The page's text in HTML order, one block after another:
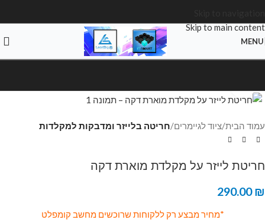
Skip to main content
MENU
עמוד הבית ציוד לגיימרים חריטה בלייזר ומדבקות למקלדות
חריטת לייזר על מקלדת מוארת דקה
290.00₪
*מחיר מבצע רק ללקוחות שרוכשים מחשב קומפלט